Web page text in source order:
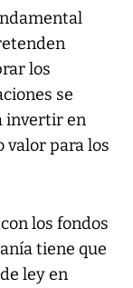
los
se
invertir en
valor para los
los fondos
tiene que
ley en